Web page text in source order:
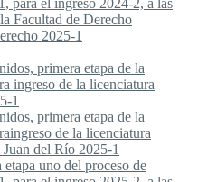
para el ingreso 2024-2, a las
Facultad de Derecho
2025-1
primera etapa de la
ingreso de la licenciatura
1
primera etapa de la
de la licenciatura
del Río 2025-1
etapa uno del proceso de